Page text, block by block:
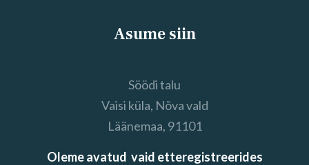
Asume siin
Söödi talu
Vaisi küla, Nõva vald
Läänemaa, 91101
Oleme avatud vaid etteregistreerides